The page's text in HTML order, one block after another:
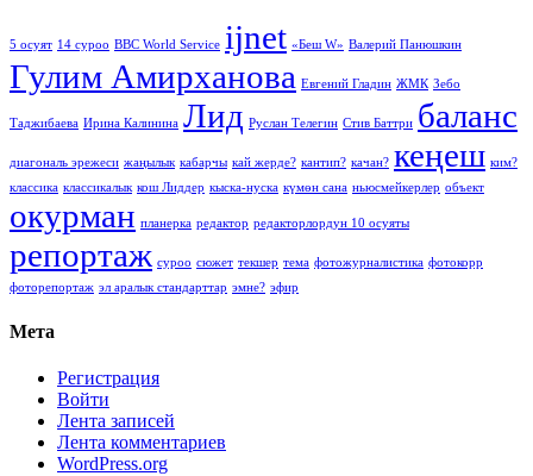
5 осуят 14 суроо BBC World Service ijnet «Беш W» Валерий Панюшкин
Гулим Амирханова Евгений Гладин ЖМК Зебо
Таджибаева Ирина Калинина Лид Руслан Телегин Стив Баттри баланс
диагональ эрежеси жаңылык кабарчы кай жерде? кантип? качан? кеңеш ким?
классика классикалык кош Лиддер кыска-нуска күмөн сана ньюсмейкерлер объект
окурман планерка редактор редакторлордун 10 осуяты
репортаж суроо сюжет текшер тема фотожурналистика фотокорр
фоторепортаж эл аралык стандарттар эмне? эфир
Мета
Регистрация
Войти
Лента записей
Лента комментариев
WordPress.org